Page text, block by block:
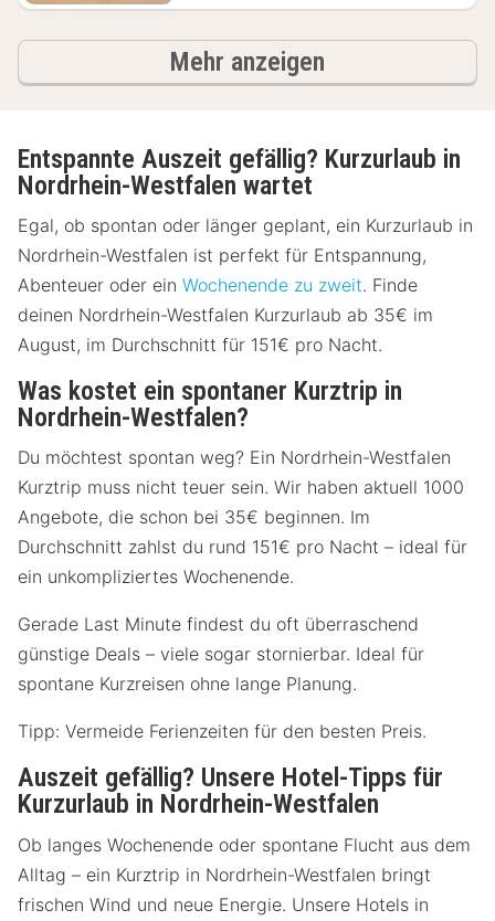
Mehr anzeigen
Entspannte Auszeit gefällig? Kurzurlaub in
Nordrhein-Westfalen wartet
Egal, ob spontan oder länger geplant, ein Kurzurlaub in
Nordrhein-Westfalen ist perfekt für Entspannung,
Abenteuer oder ein Wochenende zu zweit. Finde
deinen Nordrhein-Westfalen Kurzurlaub ab 35€ im
August, im Durchschnitt für 151€ pro Nacht.
Was kostet ein spontaner Kurztrip in
Nordrhein-Westfalen?
Du möchtest spontan weg? Ein Nordrhein-Westfalen
Kurztrip muss nicht teuer sein. Wir haben aktuell 1000
Angebote, die schon bei 35€ beginnen. Im
Durchschnitt zahlst du rund 151€ pro Nacht – ideal für
ein unkompliziertes Wochenende.
Gerade Last Minute findest du oft überraschend
günstige Deals – viele sogar stornierbar. Ideal für
spontane Kurzreisen ohne lange Planung.
Tipp: Vermeide Ferienzeiten für den besten Preis.
Auszeit gefällig? Unsere Hotel-Tipps für
Kurzurlaub in Nordrhein-Westfalen
Ob langes Wochenende oder spontane Flucht aus dem
Alltag – ein Kurztrip in Nordrhein-Westfalen bringt
frischen Wind und neue Energie. Unsere Hotels in